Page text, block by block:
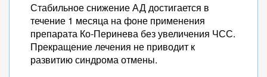
Стабильное снижение АД достигается в
течение 1 месяца на фоне применения
препарата Ко-Перинева без увеличения ЧСС.
Прекращение лечения не приводит к
развитию синдрома отмены.